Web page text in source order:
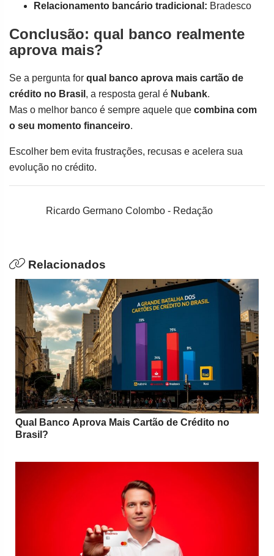
Relacionamento bancário tradicional: Bradesco
Conclusão: qual banco realmente
aprova mais?
Se a pergunta for qual banco aprova mais cartão de
crédito no Brasil , a resposta geral é Nubank.
Mas o melhor banco é sempre aquele que combina com
o seu momento financeiro.
Escolher bem evita frustrações, recusas e acelera sua
evolução no crédito.
Ricardo Germano Colombo - Redação
Relacionados
Qual Banco Aprova Mais Cartão de Crédito no
Brasil?